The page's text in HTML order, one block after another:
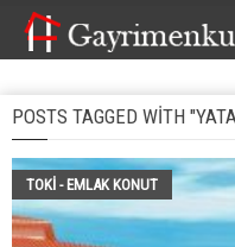
POSTS TAGGED WITH
TOKİ - EMLAK KONUT